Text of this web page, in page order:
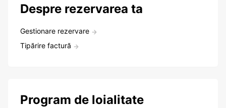
Despre rezervarea ta
Gestionare rezervare
Tipărire factură
Program de loialitate